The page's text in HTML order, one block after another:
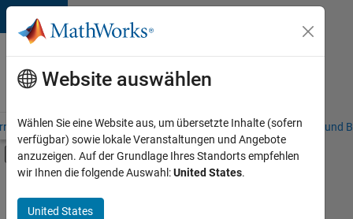
Weiter zum Inhalt
Karriere
bei
MathWorks
– Übersicht Stellensuche Niederlassungen Studierende und
Umschaltung für Off-Canvas-
Hauptinhalt
Praktika
Website auswählen
Wählen Sie eine Website aus, um übersetzte Inhalte (sofern
verfügbar) sowie lokale Veranstaltungen und Angebote
anzuzeigen. Auf der Grundlage Ihres Standorts empfehlen
wir Ihnen die folgende Auswahl:United States.
United States